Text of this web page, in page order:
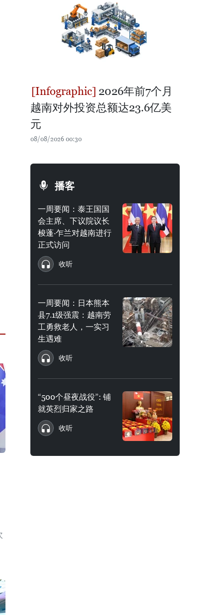
2026年前7个月
越南对外投资总额达23.6亿美
元
08/08/2026 00:30
播客
一周要闻：泰王国国
会主席、下议院议长
梭蓬·乍兰对越南进行
正式访问
收听
一周要闻：日本熊本
县7.1级强震：越南劳
工勇救老人，一实习
生遇难
收听
“500个昼夜战役”: 铺
就英烈归家之路
收听